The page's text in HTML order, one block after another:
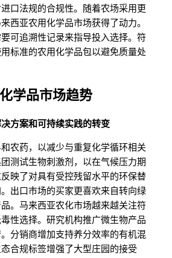
口法规的合规性。随着农场采用更
西亚农用化学品市场获得了动力。
可追溯性记录来指导投入选择。符
标准的农用化学品包以避免质量处
学品市场趋势
方案和可持续实践的转变
农药，以减少与重复化学循环相关
测试生物刺激剂，以在气候压力期
映了对具有受控残留水平的环保替
出口市场的买家更喜欢来自转向绿
。马来西亚农化市场越来越关注符
性选择。研究机构推广微生物产品
分销商增加支持养分效率的有机混
合规标签增强了大型庄园的接受